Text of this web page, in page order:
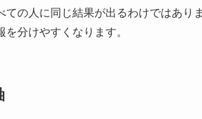
の人に同じ結果が出るわけではありま
分けやすくなります。